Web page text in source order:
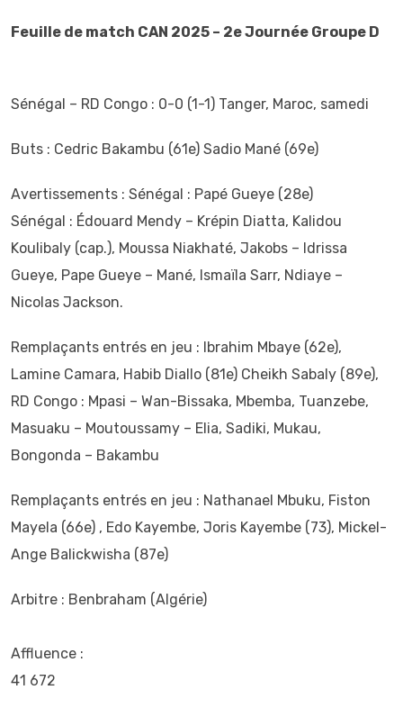
Feuille de match CAN 2025 – 2e Journée Groupe D
Sénégal – RD Congo : 0-0 (1-1) Tanger, Maroc, samedi
‎Buts : Cedric Bakambu (61e) Sadio Mané (69e)
‎Avertissements : Sénégal : Papé Gueye (28e)
‎Sénégal : Édouard Mendy – Krépin Diatta, Kalidou
Koulibaly (cap.), Moussa Niakhaté, Jakobs – Idrissa
Gueye, Pape Gueye – Mané, Ismaïla Sarr, Ndiaye –
Nicolas Jackson.
‎Remplaçants entrés en jeu : Ibrahim Mbaye (62e),
Lamine Camara, Habib Diallo (81e) Cheikh Sabaly (89e),
‎RD Congo : Mpasi – Wan-Bissaka, Mbemba, Tuanzebe,
Masuaku – Moutoussamy – Elia, Sadiki, Mukau,
Bongonda – Bakambu
‎Remplaçants entrés en jeu : Nathanael Mbuku, Fiston
Mayela (66e) , Edo Kayembe, Joris Kayembe (73), Mickel-
Ange Balickwisha (87e)
‎Arbitre : Benbraham (Algérie)
‎Affluence :
‎41 672